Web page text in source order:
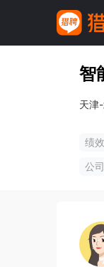
智
天津
绩
公